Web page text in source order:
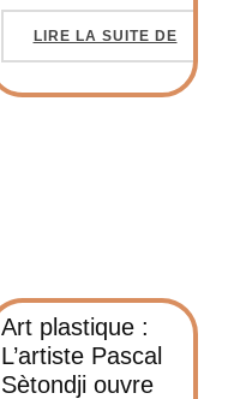
LIRE LA SUITE DE
Art plastique :
L’artiste Pascal
Sètondji ouvre